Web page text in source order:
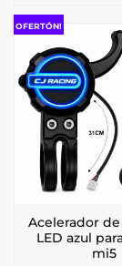
OFERTÓN!
Acelerador
LED azul
mi5